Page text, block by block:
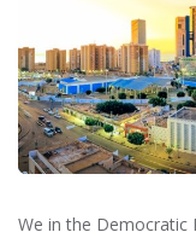
We in the Democratic